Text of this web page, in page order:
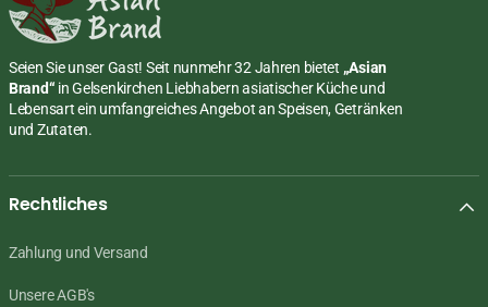
Seien Sie unser Gast! Seit nunmehr 32 Jahren bietet „Asian
Brand“ in Gelsenkirchen Liebhabern asiatischer Küche und
Lebensart ein umfangreiches Angebot an Speisen, Getränken
und Zutaten.
Rechtliches
Zahlung und Versand
Unsere AGB's